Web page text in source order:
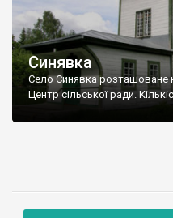
Синявка
Село Синявка розташоване
Центр сільської ради.